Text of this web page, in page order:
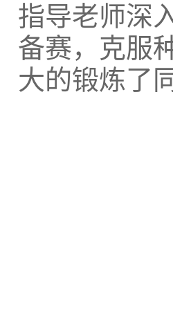
指导老师深
备赛，克服
大的锻炼了